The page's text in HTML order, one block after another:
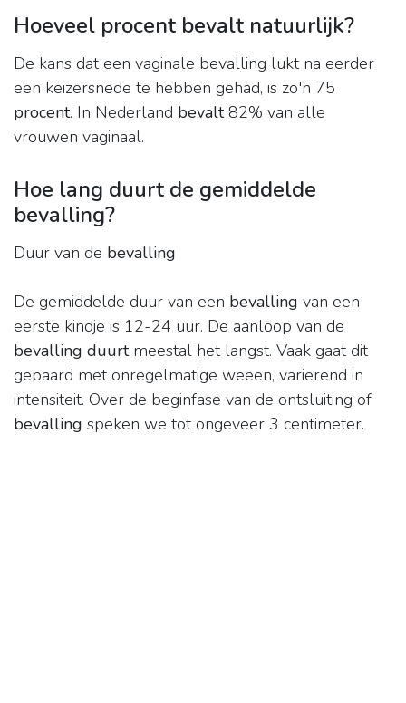
Hoeveel procent bevalt natuurlijk?
De kans dat een vaginale bevalling lukt na eerder
een keizersnede te hebben gehad, is zo'n 75
procent. In Nederland bevalt82% van alle
vrouwen vaginaal.
Hoe lang duurt de gemiddelde
bevalling?
Duur van de bevalling
De gemiddelde duur van een bevalling van een
eerste kindje is 12-24 uur. De aanloop van de
bevalling duurtmeestal het langst. Vaak gaat dit
gepaard met onregelmatige weeen, varierend in
intensiteit. Over de beginfase van de ontsluiting of
bevalling speken we tot ongeveer 3 centimeter.